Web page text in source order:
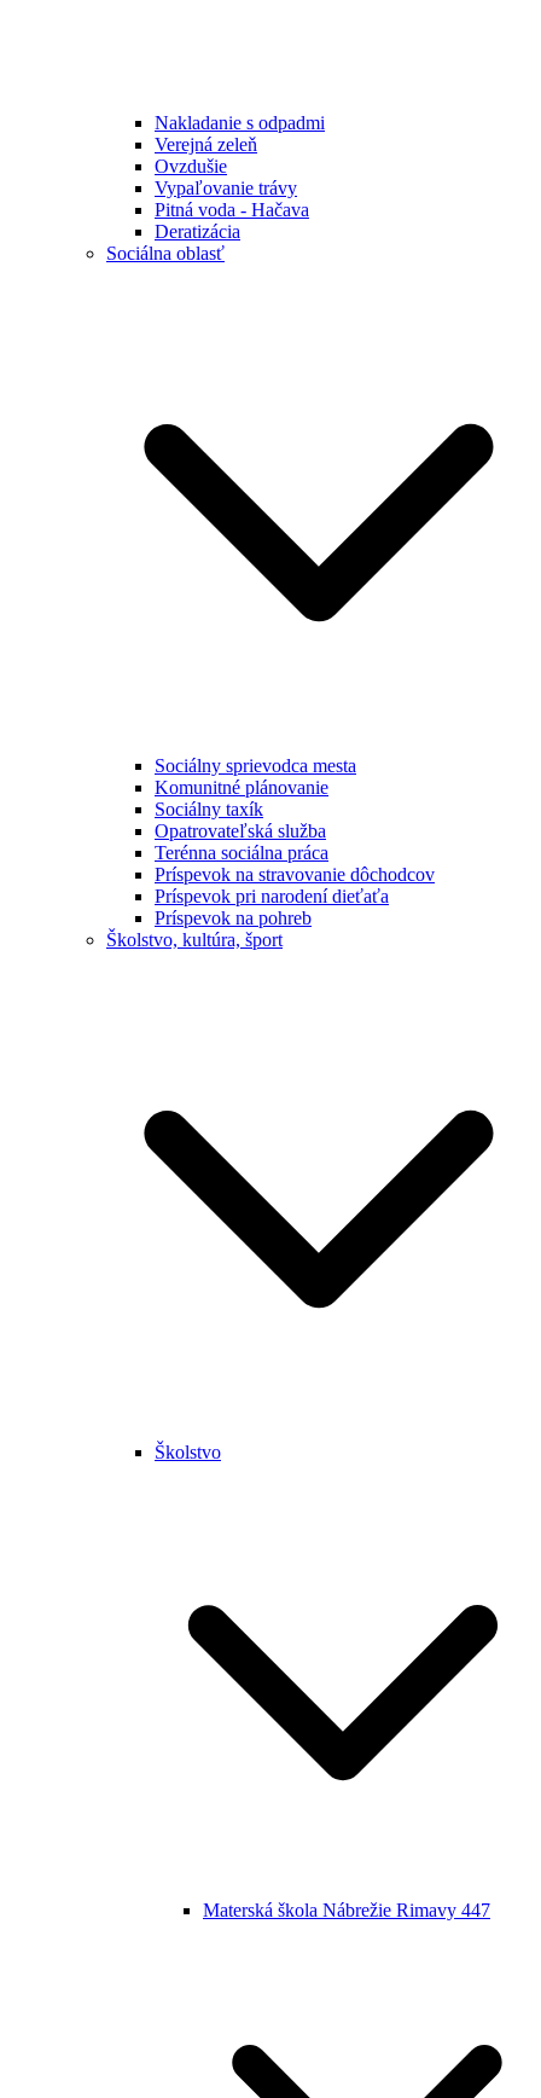
Nakladanie s odpadmi
Verejná zeleň
Ovzdušie
Vypaľovanie trávy
Pitná voda - Hačava
Deratizácia
Sociálna oblasť
Sociálny sprievodca mesta
Komunitné plánovanie
Sociálny taxík
Opatrovateľská služba
Terénna sociálna práca
Príspevok na stravovanie dôchodcov
Príspevok pri narodení dieťaťa
Príspevok na pohreb
Školstvo, kultúra, šport
Školstvo
Materská škola Nábrežie Rimavy 447